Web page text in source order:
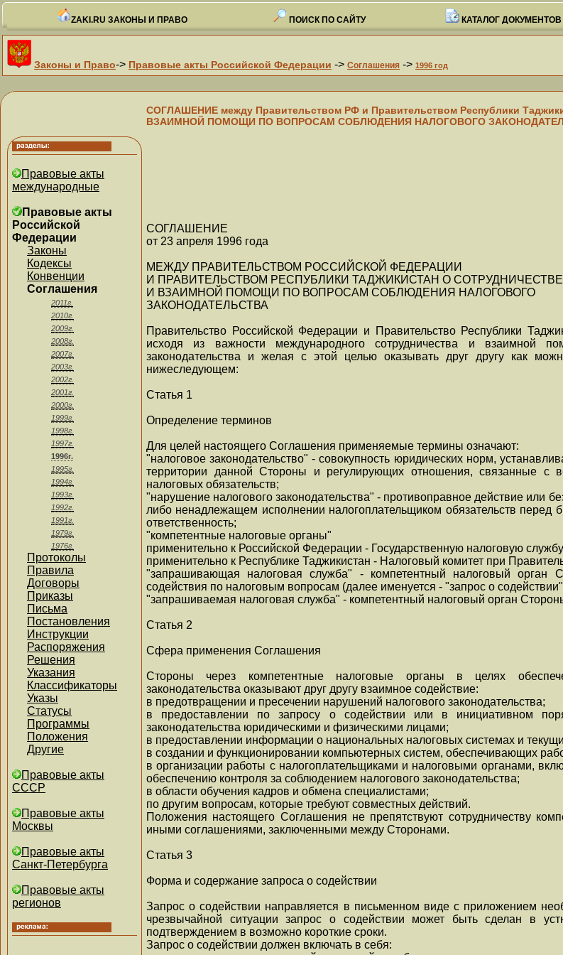
ZAKI.RU ЗАКОНЫ И ПРАВО ПОИСК ПО САЙТУ КАТАЛОГ ДОКУМЕНТОВ
Законы и Право-> Правовые акты Российской Федерации -> Соглашения -> 1996 год
Правовые акты
международные
Правовые акты
Российской
Федерации
Законы
Кодексы
Конвенции
Соглашения
2011г.
2010г.
2009г.
2008г.
2007г.
2003г.
2002г.
2001г.
2000г.
1999г.
1998г.
1997г.
1996г.
1995г.
1994г.
1993г.
1992г.
1991г.
1979г.
1976г.
Протоколы
Правила
Договоры
Приказы
Письма
Постановления
Инструкции
Распоряжения
Решения
Указания
Классификаторы
Указы
Статусы
Программы
Положения
Другие
Правовые акты
СССР
Правовые акты
Москвы
Правовые акты
Санкт-Петербурга
Правовые акты
регионов
СОГЛАШЕНИЕ между Правительством РФ и Правительством Республики
ВЗАИМНОЙ ПОМОЩИ ПО ВОПРОСАМ СОБЛЮДЕНИЯ НАЛОГОВОГО
СОГЛАШЕНИЕ
от 23 апреля 1996 года
МЕЖДУ ПРАВИТЕЛЬСТВОМ РОССИЙСКОЙ ФЕДЕРАЦИИ
И ПРАВИТЕЛЬСТВОМ РЕСПУБЛИКИ ТАДЖИКИСТАН О СОТРУДНИЧЕСТВЕ
И ВЗАИМНОЙ ПОМОЩИ ПО ВОПРОСАМ СОБЛЮДЕНИЯ НАЛОГОВОГО
ЗАКОНОДАТЕЛЬСТВА
Правительство Российской Федерации и Правительство Республики
исходя из важности международного сотрудничества и взаимной
законодательства и желая с этой целью оказывать друг другу как
нижеследующем:
Статья 1
Определение терминов
Для целей настоящего Соглашения применяемые термины означают:
"налоговое законодательство" - совокупность юридических норм,
территории данной Стороны и регулирующих отношения, связанные с
налоговых обязательств;
"нарушение налогового законодательства" - противоправное действие или
либо ненадлежащем исполнении налогоплательщиком обязательств перед
ответственность;
"компетентные налоговые органы"
применительно к Российской Федерации - Государственную налоговую
применительно к Республике Таджикистан - Налоговый комитет при
"запрашивающая налоговая служба" - компетентный налоговый орган
содействия по налоговым вопросам (далее именуется - "запрос о
"запрашиваемая налоговая служба" - компетентный налоговый орган
Статья 2
Сфера применения Соглашения
Стороны через компетентные налоговые органы в целях
законодательства оказывают друг другу взаимное содействие:
в предотвращении и пресечении нарушений налогового законодательства;
в предоставлении по запросу о содействии или в инициативном
законодательства юридическими и физическими лицами;
в предоставлении информации о национальных налоговых системах и
в создании и функционировании компьютерных систем, обеспечивающих
в организации работы с налогоплательщиками и налоговыми органами,
обеспечению контроля за соблюдением налогового законодательства;
в области обучения кадров и обмена специалистами;
по другим вопросам, которые требуют совместных действий.
Положения настоящего Соглашения не препятствуют сотрудничеству
иными соглашениями, заключенными между Сторонами.
Статья 3
Форма и содержание запроса о содействии
Запрос о содействии направляется в письменном виде с приложением
чрезвычайной ситуации запрос о содействии может быть сделан в
подтверждением в возможно короткие сроки.
Запрос о содействии должен включать в себя: